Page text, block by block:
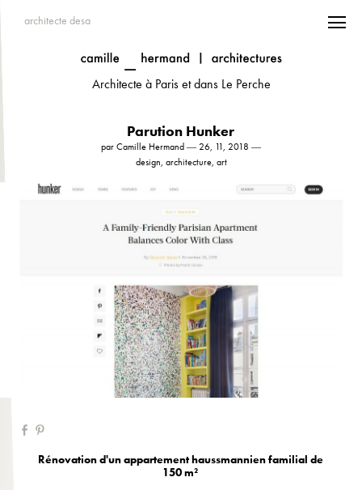
architecte desa
Architecte à Paris et dans Le Perche
Parution Hunker
par Camille Hermand ― 26, 11, 2018 ―
design, architecture, art
Rénovation d'un appartement haussmannien familial de
150 m²